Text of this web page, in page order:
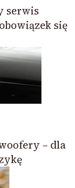
serwis
się
– dla